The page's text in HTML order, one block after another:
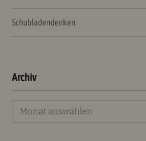
Schubladendenken
Archiv
Archiv